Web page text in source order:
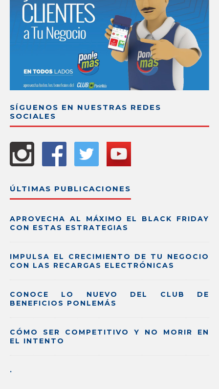
SÍGUENOS EN NUESTRAS REDES
SOCIALES
ÚLTIMAS PUBLICACIONES
APROVECHA AL MÁXIMO EL BLACK FRIDAY
CON ESTAS ESTRATEGIAS
IMPULSA EL CRECIMIENTO DE TU NEGOCIO
CON LAS RECARGAS ELECTRÓNICAS
CONOCE LO NUEVO DEL CLUB DE
BENEFICIOS PONLEMÁS
CÓMO SER COMPETITIVO Y NO MORIR EN
EL INTENTO
.